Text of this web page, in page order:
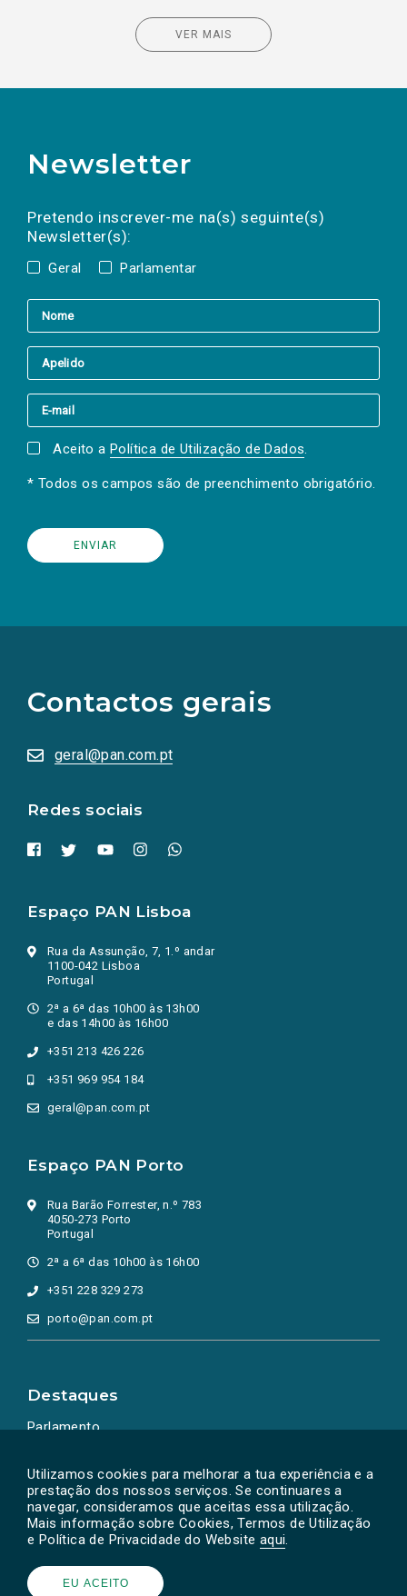
Utilizamos cookies para melhorar a tua experiência e a
prestação dos nossos serviços. Se continuares a
navegar, consideramos que aceitas essa utilização.
Mais informação sobre Cookies, Termos de Utilização
e Política de Privacidade do Website aqui.
EU ACEITO
VER MAIS
Newsletter
Pretendo inscrever-me na(s) seguinte(s)
Newsletter(s):
Geral Parlamentar
a(s) newsletter(s).
mail
Aceito a Política de Utilização de Dados.
* Todos os campos são de preenchimento obrigatório.
Contactos gerais
geral@pan.com.pt
Redes sociais
redes
sociais
numa
nova
Espaço PAN Lisboa
Rua da Assunção, 7, 1.º andar
1100-042 Lisboa
Portugal
2ª a 6ª das 10h00 às 13h00
e das 14h00 às 16h00
+351 213 426 226
+351 969 954 184
geral@pan.com.pt
Espaço PAN Porto
Rua Barão Forrester, n.º 783
4050-273 Porto
Portugal
2ª a 6ª das 10h00 às 16h00
+351 228 329 273
porto@pan.com.pt
Destaques
Parlamento